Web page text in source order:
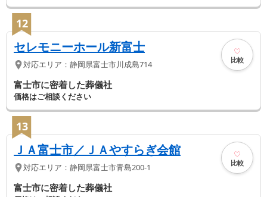
12
セレモニーホール新富士
対応エリア： 静岡県富士市川成島714 比較
富士市に密着した葬儀社
価格はご相談ください
13
ＪＡ富士市／ＪＡやすらぎ会館
対応エリア： 静岡県富士市青島200-1 比較
富士市に密着した葬儀社